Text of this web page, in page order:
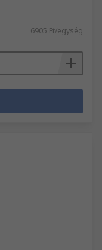
6905 Ft/egység